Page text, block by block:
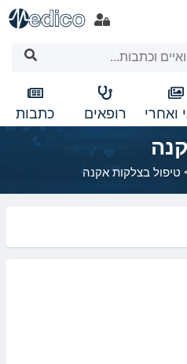
ואחרי רופאים כתבות
טיפול בצלקות אקנה